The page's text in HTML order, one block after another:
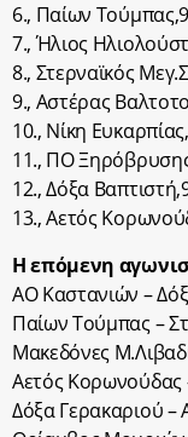
6., Παίων
7., Ήλιος
8., Στερναϊκός
9., Αστέρας
10., Νίκη
11., ΠΟ
12., Δόξα
13., Αετός
Η επόμενη
ΑΟ Καστανιών –
Παίων Τούμπας –
Μακεδόνες
Αετός Κορωνούδας
Δόξα Γερακαριού –